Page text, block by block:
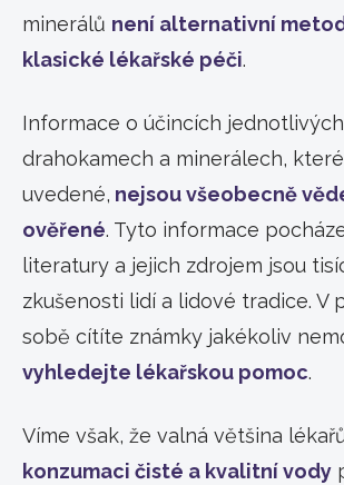
minerálů není alternativní
klasické lékařské péči.
Informace o účincích jednotlivých
drahokamech a minerálech,
uvedené, nejsou všeobecně
ověřené. Tyto informace
literatury a jejich zdrojem jsou
zkušenosti lidí a lidové tradice. V
sobě cítíte známky jakékoliv
vyhledejte lékařskou pomoc.
Víme však, že valná většina
konzumaci čisté a kvalitní vody